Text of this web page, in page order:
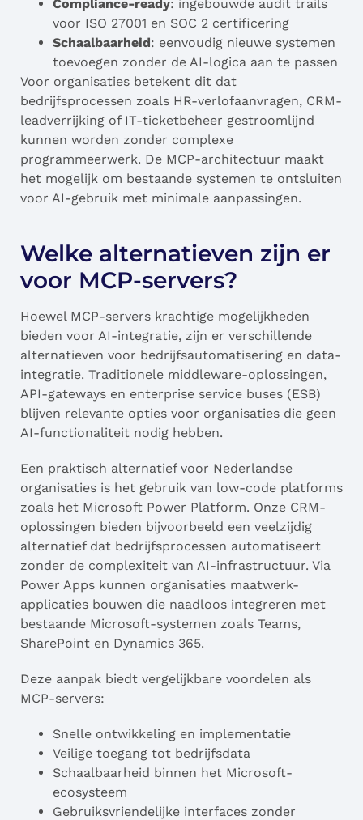
Compliance-ready: ingebouwde audit trails
voor ISO 27001 en SOC 2 certificering
Schaalbaarheid: eenvoudig nieuwe systemen
toevoegen zonder de AI-logica aan te passen
Voor organisaties betekent dit dat
bedrijfsprocessen zoals HR-verlofaanvragen, CRM-
leadverrijking of IT-ticketbeheer gestroomlijnd
kunnen worden zonder complexe
programmeerwerk. De MCP-architectuur maakt
het mogelijk om bestaande systemen te ontsluiten
voor AI-gebruik met minimale aanpassingen.
Welke alternatieven zijn er
voor MCP-servers?
Hoewel MCP-servers krachtige mogelijkheden
bieden voor AI-integratie, zijn er verschillende
alternatieven voor bedrijfsautomatisering en data-
integratie. Traditionele middleware-oplossingen,
API-gateways en enterprise service buses (ESB)
blijven relevante opties voor organisaties die geen
AI-functionaliteit nodig hebben.
Een praktisch alternatief voor Nederlandse
organisaties is het gebruik van low-code platforms
zoals het Microsoft Power Platform. Onze CRM-
oplossingen bieden bijvoorbeeld een veelzijdig
alternatief dat bedrijfsprocessen automatiseert
zonder de complexiteit van AI-infrastructuur. Via
Power Apps kunnen organisaties maatwerk-
applicaties bouwen die naadloos integreren met
bestaande Microsoft-systemen zoals Teams,
SharePoint en Dynamics 365.
Deze aanpak biedt vergelijkbare voordelen als
MCP-servers:
Snelle ontwikkeling en implementatie
Veilige toegang tot bedrijfsdata
Schaalbaarheid binnen het Microsoft-
ecosysteem
Gebruiksvriendelijke interfaces zonder